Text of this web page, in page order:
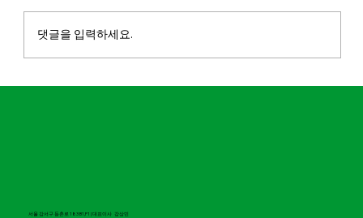
시원한 장타로 스윙하는 재미와 과감하게 휘어있
는 도그렉. 세심하게 공략해야하는 심한 언듈레
감 있는 라운드를 즐겨보세요.
댓글을 입력하세요.
서울 강서구 등촌로 183 B1,F1 | 대표이사 강상민